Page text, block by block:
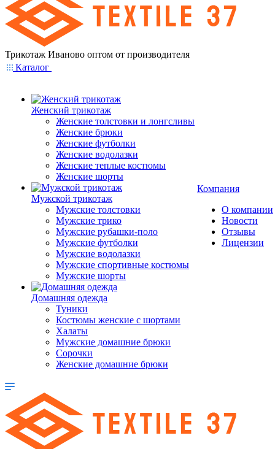
Трикотаж Иваново оптом от производителя
Каталог
Женский трикотаж
Женские толстовки и лонгсливы
Женские брюки
Женские футболки
Женские водолазки
Женские теплые костюмы
Женские шорты
Мужской трикотаж
Мужские толстовки
Мужские трико
Мужские рубашки-поло
Мужские футболки
Мужские водолазки
Мужские спортивные костюмы
Мужские шорты
Домашняя одежда
Туники
Костюмы женские с шортами
Халаты
Мужские домашние брюки
Сорочки
Женские домашние брюки
Компания
О компании
Новости
Отзывы
Лицензии